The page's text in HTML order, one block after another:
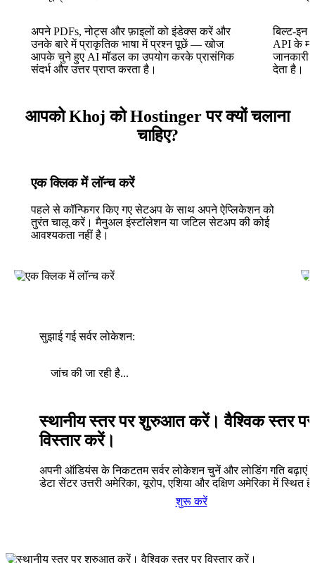
अपने PDFs, नोट्स और फ़ाइलों को इंडेक्स करें और
उनके बारे में प्राकृतिक भाषा में प्रश्न पूछें — खोज
आपके चुने हुए AI मॉडल का उपयोग करके प्रासंगिक
संदर्भ और उत्तर प्राप्त करता है।
बिल्ट-इन
API के
जानकारी
देता है।
आपको Khoj को Hostinger पर क्यों चलाना
चाहिए?
एक क्लिक में लॉन्च करें
पहले से कॉन्फिगर किए गए सेटअप के साथ अपने ऐप्लिकेशन को
तुरंत चालू करें। मैनुअल इंस्टॉलेशन या जटिल सेटअप की कोई
आवश्यकता नहीं है।
सुझाई गई सर्वर लोकेशन:
जांच की जा रही है...
स्थानीय स्तर पर शुरुआत करें। वैश्विक स्तर पर
विस्तार करें।
अपनी ऑडियंस के निकटतम सर्वर लोकेशन चुनें और लोडिंग गति बढ़ाएं।
डेटा सेंटर उत्तरी अमेरिका, यूरोप, एशिया और दक्षिण अमेरिका में स्थित
शुरू करें